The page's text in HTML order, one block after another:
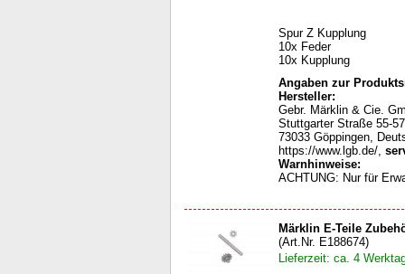
Spur Z Kupplung
10x Feder
10x Kupplung
Angaben zur
Hersteller:
Gebr. Märklin & Cie.
Stuttgarter Straße 55-57
73033 Göppingen,
https://www.lgb.de/,
Warnhinweise:
ACHTUNG: Nur für
Märklin E-Teile
(Art.Nr. E188674)
Lieferzeit: ca. 4